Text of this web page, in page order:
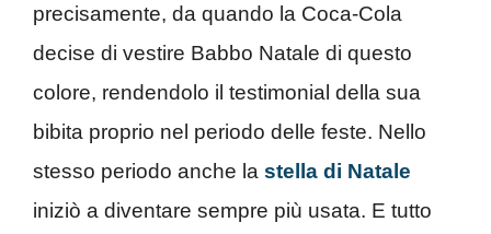
precisamente, da quando la Coca-Cola
decise di vestire Babbo Natale di questo
colore, rendendolo il testimonial della sua
bibita proprio nel periodo delle feste. Nello
stesso periodo anche la stella di Natale
iniziò a diventare sempre più usata. E tutto